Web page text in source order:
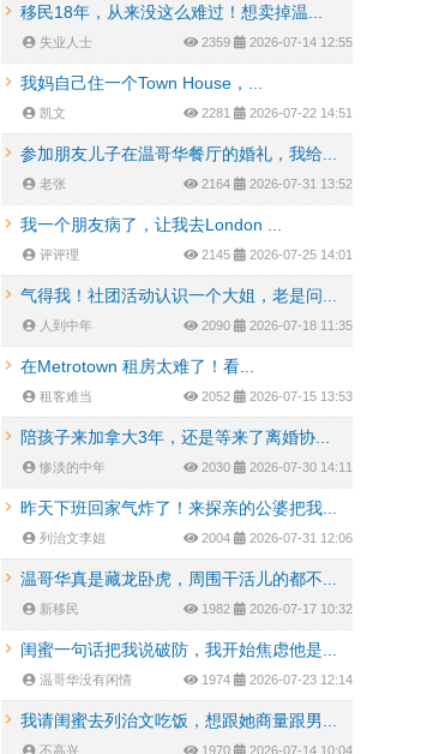
移民18年，从来没这么难过！想卖掉温...
失业人士 2359 2026-07-14 12:55
我妈自己住一个Town House，...
凯文 2281 2026-07-22 14:51
参加朋友儿子在温哥华餐厅的婚礼，我给...
老张 2164 2026-07-31 13:52
我一个朋友病了，让我去London ...
评评理 2145 2026-07-25 14:01
气得我！社团活动认识一个大姐，老是问...
人到中年 2090 2026-07-18 11:35
在Metrotown 租房太难了！看...
租客难当 2052 2026-07-15 13:53
陪孩子来加拿大3年，还是等来了离婚协...
惨淡的中年 2030 2026-07-30 14:11
昨天下班回家气炸了！来探亲的公婆把我...
列治文李姐 2004 2026-07-31 12:06
温哥华真是藏龙卧虎，周围干活儿的都不...
新移民 1982 2026-07-17 10:32
闺蜜一句话把我说破防，我开始焦虑他是...
温哥华没有闲情 1974 2026-07-23 12:14
我请闺蜜去列治文吃饭，想跟她商量跟男...
不高兴 1970 2026-07-14 10:04